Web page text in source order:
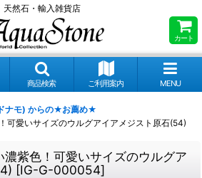
天然石・輸入雑貨店
カート
商品検索 ご利用案内 MENU
ナモ) からの★お薦め★
愛いサイズのウルグアイアメジスト原石(54)
紫色！可愛いサイズのウルグア
[IG-G-000054]